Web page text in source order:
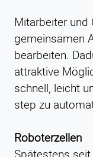
Mitarbeiter und
gemeinsamen
bearbeiten.
attraktive
schnell, leicht
step zu
Roboterzellen